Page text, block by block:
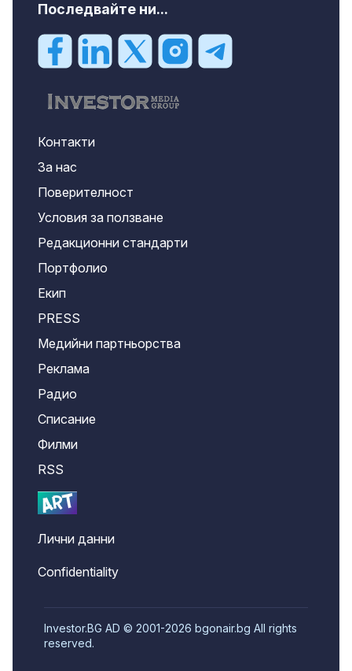
Последвайте ни...
Контакти
За нас
Поверителност
Условия за ползване
Редакционни стандарти
Портфолио
Екип
PRESS
Медийни партньорства
Реклама
Радио
Списание
Филми
RSS
Лични данни
Confidentiality
Investor.BG AD © 2001-2026 bgonair.bg All rights
reserved.